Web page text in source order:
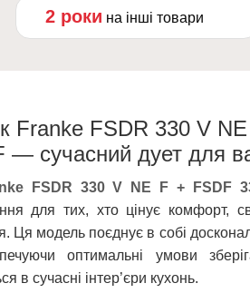
2 роки на інші товари
Franke FSDR 330 V
— сучасний дует для
FSDR 330 V NE F + FSDF
для тих, хто цінує комфорт,
Ця модель поєднує в собі
оптимальні умови
в сучасні інтер’єри кухонь.